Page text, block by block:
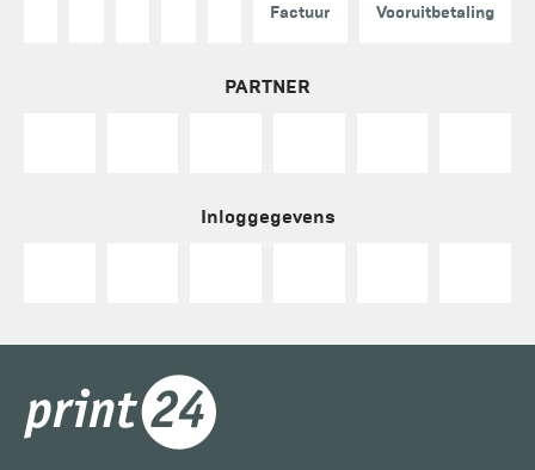
Factuur Vooruitbetaling
PARTNER
Inloggegevens